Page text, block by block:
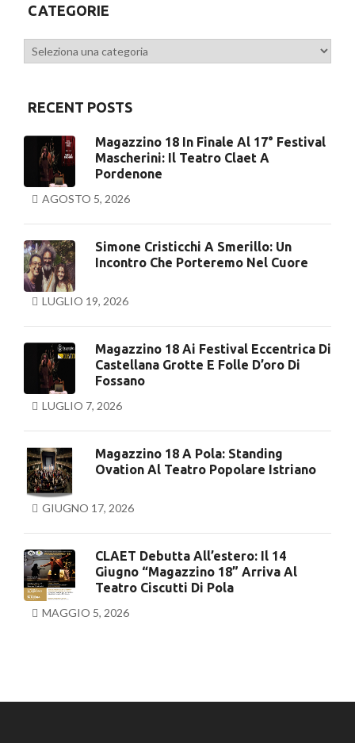
CATEGORIE
Categorie
RECENT POSTS
Magazzino 18 In Finale Al 17° Festival
Mascherini: Il Teatro Claet A
Pordenone
AGOSTO 5, 2026
Simone Cristicchi A Smerillo: Un
Incontro Che Porteremo Nel Cuore
LUGLIO 19, 2026
Magazzino 18 Ai Festival Eccentrica Di
Castellana Grotte E Folle D’oro Di
Fossano
LUGLIO 7, 2026
Magazzino 18 A Pola: Standing
Ovation Al Teatro Popolare Istriano
GIUGNO 17, 2026
CLAET Debutta All’estero: Il 14
Giugno “Magazzino 18” Arriva Al
Teatro Ciscutti Di Pola
MAGGIO 5, 2026